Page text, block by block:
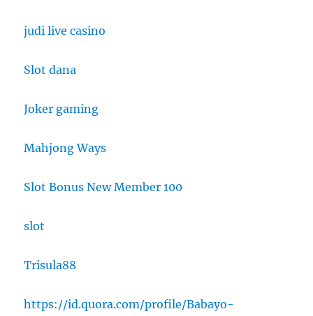
judi live casino
Slot dana
Joker gaming
Mahjong Ways
Slot Bonus New Member 100
slot
Trisula88
https://id.quora.com/profile/Babayo-